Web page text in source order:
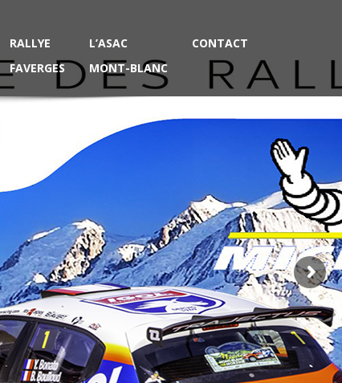
RALLYE
FAVERGES
L’ASAC
MONT-BLANC
CONTACT